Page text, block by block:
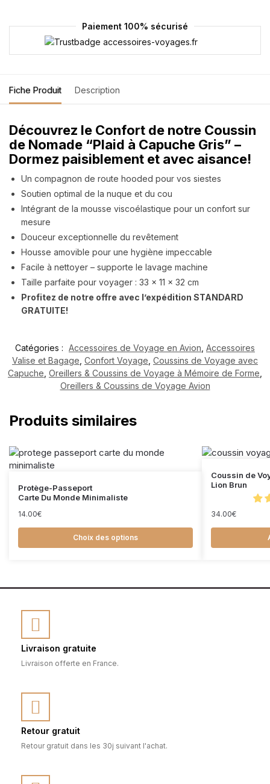
Paiement 100% sécurisé
Fiche Produit Description
Découvrez le Confort de notre Coussin
de Nomade “Plaid à Capuche Gris” –
Dormez paisiblement et avec aisance!
Un compagnon de route hooded pour vos siestes
Soutien optimal de la nuque et du cou
Intégrant de la mousse viscoélastique pour un confort sur
mesure
Douceur exceptionnelle du revêtement
Housse amovible pour une hygiène impeccable
Facile à nettoyer – supporte le lavage machine
Taille parfaite pour voyager : 33 x 11 x 32 cm
Profitez de notre offre avec l’expédition STANDARD
GRATUITE!
Catégories : Accessoires de Voyage en Avion Accessoires
Valise et Bagage Confort Voyage Coussins de Voyage avec
Capuche Oreillers & Coussins de Voyage à Mémoire de Forme
Oreillers & Coussins de Voyage Avion
Produits similaires
Protège-Passeport
Carte Du Monde Minimaliste
14.00€
Choix des options
Coussin de
Lion Brun
34.00€
Livraison gratuite
Livraison offerte en France.
Retour gratuit
Retour gratuit dans les 30j suivant l'achat.